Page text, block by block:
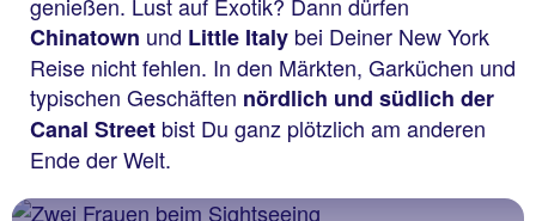
Chinatown und Little Italy bei Deiner New York
Reise nicht fehlen. In den Märkten, Garküchen und
typischen Geschäften nördlich und südlich der
Canal Street bist Du ganz plötzlich am anderen
Ende der Welt.